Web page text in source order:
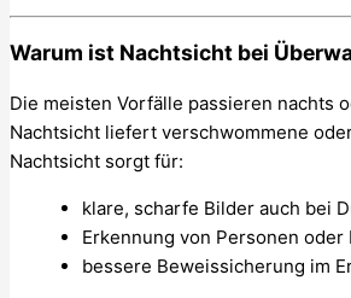
Warum ist Nachtsicht bei
Die meisten Vorfälle passieren nachts
Nachtsicht liefert verschwommene
Nachtsicht sorgt für:
klare, scharfe Bilder auch bei
Erkennung von Personen oder
bessere Beweissicherung im